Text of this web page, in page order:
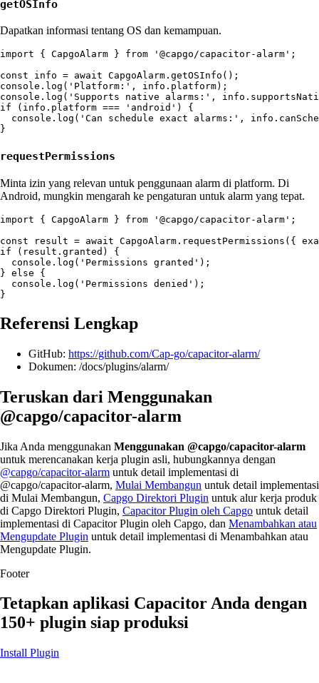
getOSInfo
Dapatkan informasi tentang OS dan kemampuan.
import { CapgoAlarm } from '@capgo/capacitor-alarm';
const info = await CapgoAlarm.getOSInfo();
console.log('Platform:', info.platform);
console.log('Supports native alarms:',
if (info.platform === 'android') {
console.log('Can schedule exact alarms:',
requestPermissions
Minta izin yang relevan untuk penggunaan alarm di platform. Di
Android, mungkin mengarah ke pengaturan untuk alarm yang tepat.
import { CapgoAlarm } from '@capgo/capacitor-alarm';
const result = await CapgoAlarm.requestPermissions({
if (result.granted) {
  console.log('Permissions granted');
} else {
  console.log('Permissions denied');
Referensi Lengkap
GitHub: https://github.com/Cap-go/capacitor-alarm/
Dokumen: /docs/plugins/alarm/
Teruskan dari Menggunakan
@capgo/capacitor-alarm
Jika Anda menggunakan Menggunakan @capgo/capacitor-alarm
untuk merencanakan kerja plugin asli, hubungkannya dengan
@capgo/capacitor-alarm untuk detail implementasi di
@capgo/capacitor-alarm, Mulai Membangun untuk detail implementasi
di Mulai Membangun, Capgo Direktori Plugin untuk alur kerja produk
di Capgo Direktori Plugin, Capacitor Plugin oleh Capgo untuk detail
implementasi di Capacitor Plugin oleh Capgo, dan Menambahkan atau
Mengupdate Plugin untuk detail implementasi di Menambahkan atau
Mengupdate Plugin.
Footer
Tetapkan aplikasi Capacitor Anda dengan
150+ plugin siap produksi
Install Plugin